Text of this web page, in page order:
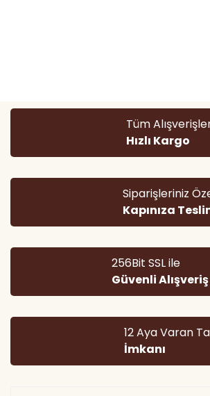
Ürün resmi kalitesiz, bozuk veya
Ürün açıklamasında eksik bilgiler
Ürün bilgilerinde hatalar bulunuyor.
Bu ürüne benzer farklı alternatifler olmalı.
Gönder
Tüm
Hızlı Kargo
Siparişleriniz
Kapınıza
256Bit SSL ile
Güvenli
12 Aya Varan
İmkanı